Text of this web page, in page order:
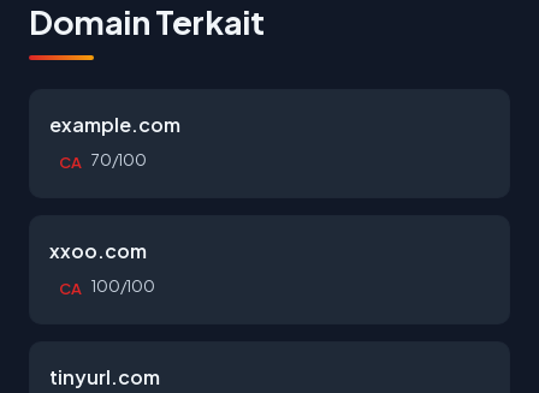
Domain Terkait
example.com
CA 70/100
xxoo.com
CA 100/100
tinyurl.com